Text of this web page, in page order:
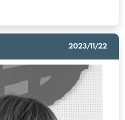
2023/11/22